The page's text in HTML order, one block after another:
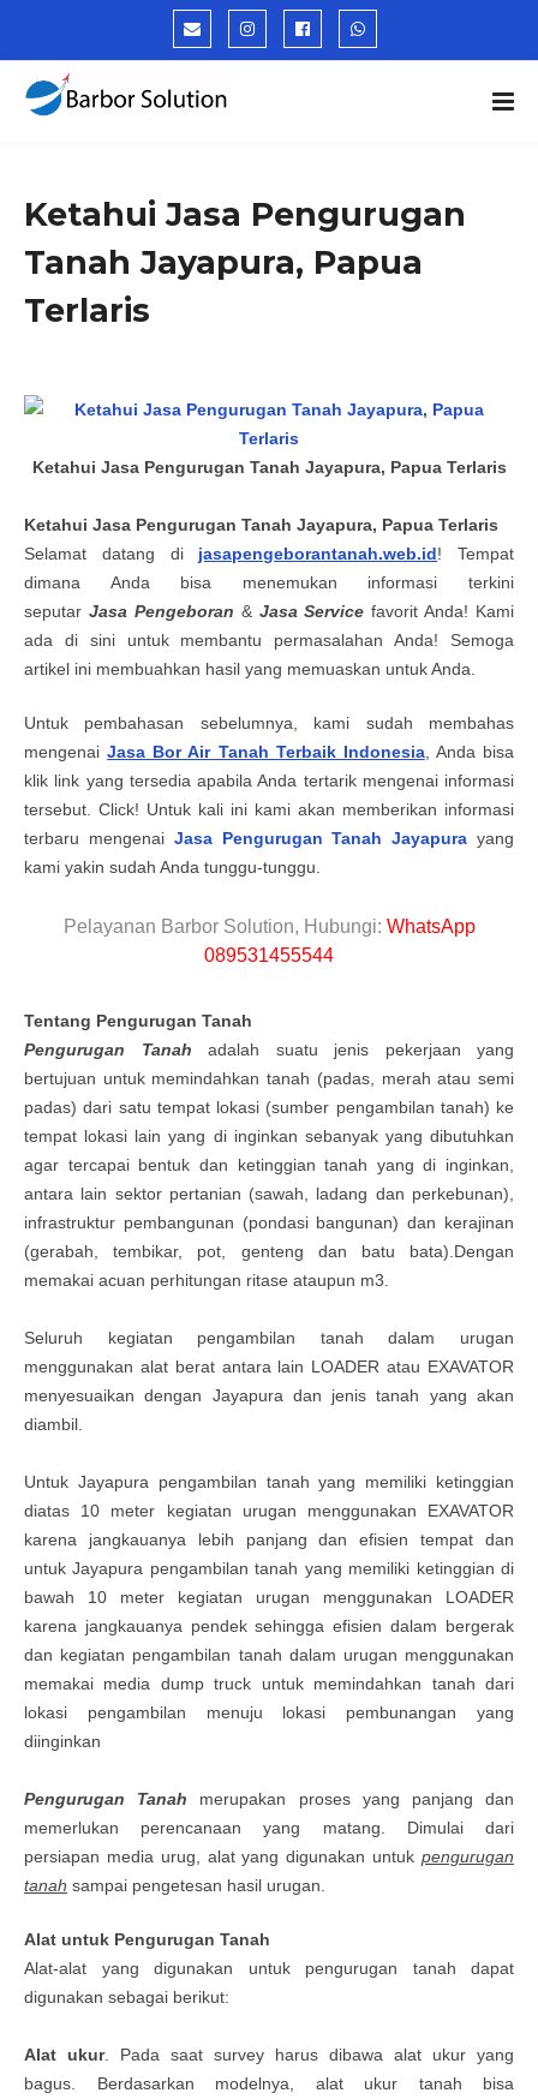
Ketahui Jasa Pengurugan
Tanah Jayapura, Papua
Terlaris
Ketahui Jasa Pengurugan Tanah Jayapura, Papua Terlaris
Ketahui Jasa Pengurugan Tanah Jayapura, Papua Terlaris
Selamat datang di jasapengeborantanah.web.id! Tempat
dimana Anda bisa menemukan informasi terkini
seputar Jasa Pengeboran & Jasa Service favorit Anda! Kami
ada di sini untuk membantu permasalahan Anda! Semoga
artikel ini membuahkan hasil yang memuaskan untuk Anda.
Untuk pembahasan sebelumnya, kami sudah membahas
mengenaiJasa Bor Air Tanah Terbaik Indonesia, Anda bisa
klik link yang tersedia apabila Anda tertarik mengenai informasi
tersebut. Click! Untuk kali ini kami akan memberikan informasi
terbaru mengenai Jasa Pengurugan TanahJayapura yang
kami yakin sudah Anda tunggu-tunggu.
Pelayanan Barbor Solution, Hubungi: WhatsApp
089531455544
Tentang Pengurugan Tanah
Pengurugan Tanah
adalah suatu jenis pekerjaan yang
bertujuan untuk memindahkan tanah (padas, merah atau semi
padas) dari satu tempat lokasi (sumber pengambilan tanah) ke
tempat lokasi lain yang di inginkan sebanyak yang dibutuhkan
agar tercapai bentuk dan ketinggian tanah yang di inginkan,
antara lain sektor pertanian (sawah, ladang dan perkebunan),
infrastruktur pembangunan (pondasi bangunan) dan kerajinan
(gerabah, tembikar, pot, genteng dan batu bata).Dengan
memakai acuan perhitungan ritase ataupun m3.
Seluruh kegiatan pengambilan tanah dalam urugan
menggunakan alat berat antara lain LOADER atau EXAVATOR
menyesuaikan dengan Jayapura dan jenis tanah yang akan
diambil.
Untuk Jayapura pengambilan tanah yang memiliki ketinggian
diatas 10 meter kegiatan urugan menggunakan EXAVATOR
karena jangkauanya lebih panjang dan efisien tempat dan
untukJayapura pengambilan tanah yang memiliki ketinggian di
bawah 10 meter kegiatan urugan menggunakan LOADER
karena jangkauanya pendek sehingga efisien dalam bergerak
dan kegiatan pengambilan tanah dalam urugan menggunakan
memakai media dump truck untuk memindahkan tanah dari
lokasi pengambilan menuju lokasi pembunangan yang
diinginkan
Pengurugan Tanah merupakan proses yang panjang dan
memerlukan perencanaan yang matang. Dimulai dari
persiapan media urug, alat yang digunakan untukpengurugan
tanah sampai pengetesan hasil urugan.
Alat untuk Pengurugan Tanah
Alat-alat yang digunakan untuk pengurugan tanah dapat
digunakan sebagai berikut:
Alat ukur. Pada saat survey harus dibawa alat ukur yang
bagus. Berdasarkan modelnya, alat ukur tanah bisa